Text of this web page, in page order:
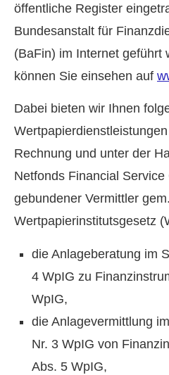
öffentliche Register
Bundesanstalt für
(BaFin) im Internet geführt
können Sie einsehen auf
Dabei bieten wir Ihnen
Rechnung und unter der
Netfonds Financial
gebundener Vermittler
Wertpapierinstitutsgesetz
die Anlageberatung im
4 WpIG zu
WpIG,
die Anlagevermittlung
Nr. 3 WpIG von
Abs. 5 WpIG,